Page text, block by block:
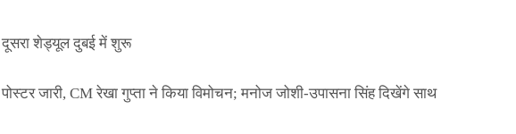
दूसरा शेड्यूल दुबई में शुरू
पोस्टर जारी, CM रेखा गुप्ता ने किया विमोचन; मनोज जोशी-उपासना सिंह दिखेंगे साथ